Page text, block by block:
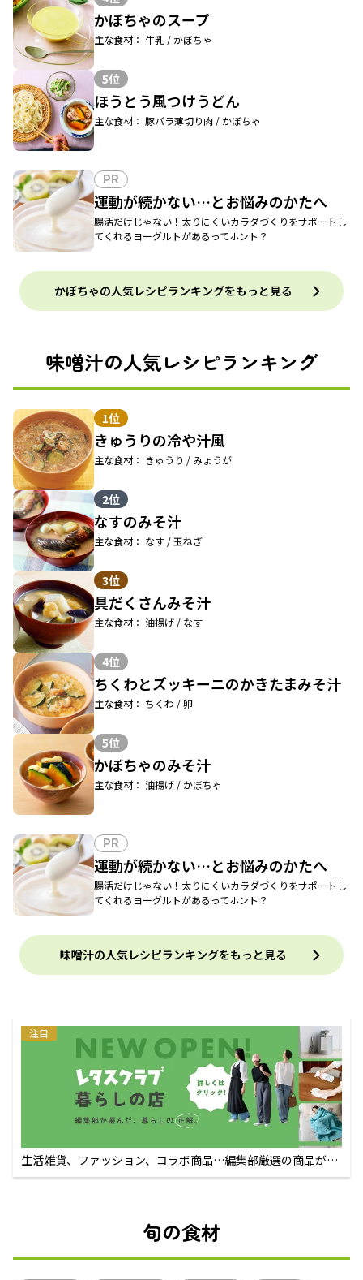
かぼちゃのスープ
主な食材： 牛乳 / かぼちゃ
5位
ほうとう風つけうどん
主な食材： 豚バラ薄切り肉 / かぼちゃ
PR
運動が続かない…とお悩みのかたへ
腸活だけじゃない！太りにくいカラダづくりをサポートし
てくれるヨーグルトがあるってホント？
かぼちゃの人気レシピランキングをもっと見る
味噌汁の人気レシピランキング
1位
きゅうりの冷や汁風
主な食材： きゅうり / みょうが
2位
なすのみそ汁
主な食材： なす / 玉ねぎ
3位
具だくさんみそ汁
主な食材： 油揚げ / なす
4位
ちくわとズッキーニのかきたまみそ汁
主な食材： ちくわ / 卵
5位
かぼちゃのみそ汁
主な食材： 油揚げ / かぼちゃ
PR
運動が続かない…とお悩みのかたへ
腸活だけじゃない！太りにくいカラダづくりをサポートし
てくれるヨーグルトがあるってホント？
味噌汁の人気レシピランキングをもっと見る
注目
生活雑貨、ファッション、コラボ商品…編集部厳選の商品が買
えるECサイト
旬の食材